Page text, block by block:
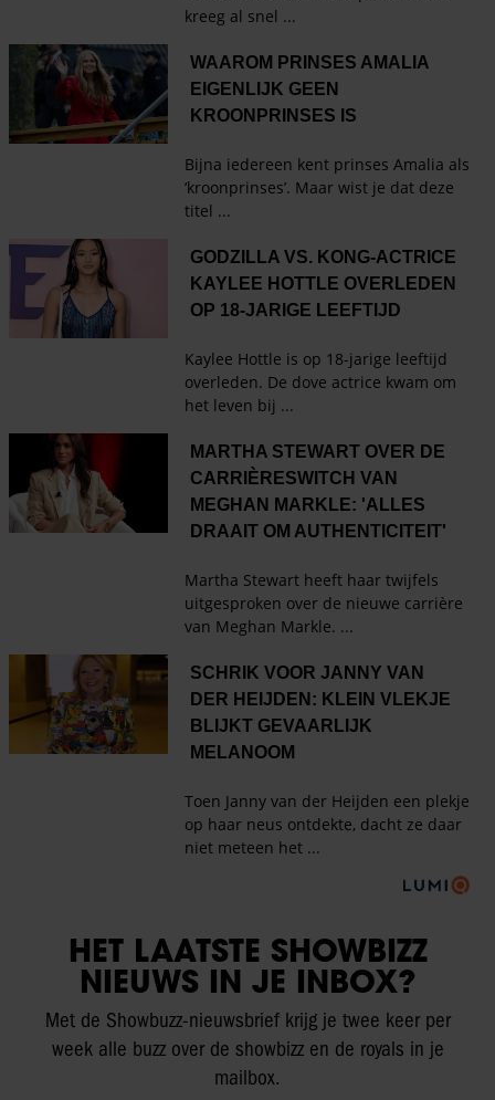
HET LAATSTE SHOWBIZZ
NIEUWS IN JE INBOX?
Met de Showbuzz-nieuwsbrief krijg je twee keer per
week alle buzz over de showbizz en de royals in je
mailbox.